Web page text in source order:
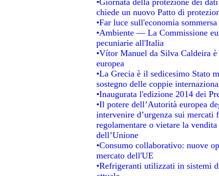
chiede un nuovo Patto di
•Far luce sull'economia
•Ambiente — La Commissione
pecuniarie all'Italia
•Vítor Manuel da Silva Caldeira
europea
•La Grecia è il sedicesimo Stato
sostegno delle coppie
•Inaugurata l'edizione 2014 dei
•Il potere dell’Autorità europea
intervenire d’urgenza sui
regolamentare o vietare la
dell’Unione
•Consumo collaborativo: nuove
mercato dell'UE
•Refrigeranti utilizzati in sistemi